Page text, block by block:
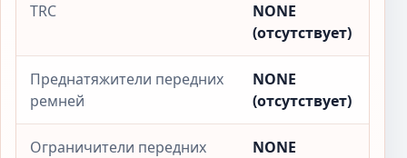
TRC
NONE
(отсутствует)
Преднатяжители передних
ремней
NONE
(отсутствует)
Ограничители передних
NONE